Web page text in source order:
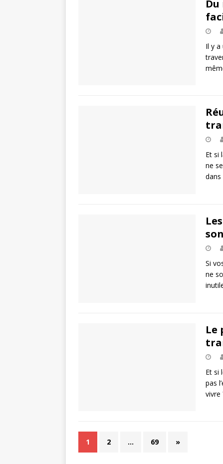
Il y
Et si
ne
dans
Si
ne
Le
Et si
pas
vivre
1 2 … 69 »